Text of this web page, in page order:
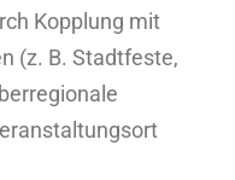
Kopplung mit
(z. B. Stadtfeste,